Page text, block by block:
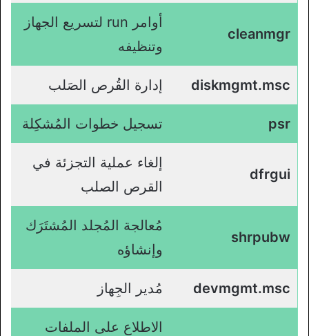
cleanmgr
أوامر run لتسريع الجهاز
وتنظيفه
diskmgmt.msc إدارة القُرص الصَلب
psr تسجيل خطوات المُشكِلة
dfrgui
إلغاء عملية التجزئة في
القرص الصلب
shrpubw
مُعالجة المُجلد المُشتَرَك
وإنشاؤه
devmgmt.msc مُدير الجِهاز
الاطلاع على الملفات